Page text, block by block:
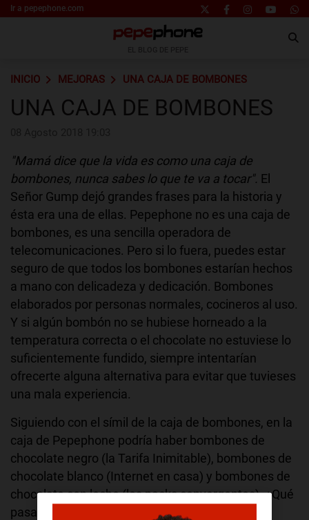
Ir a pepephone.com
INICIO MEJORAS UNA CAJA DE BOMBONES
UNA CAJA DE BOMBONES
"Mamá dice que la vida es como una caja de
bombones, nunca sabes lo que te va a tocar". El
Señor Gump dejó grandes frases para la historia y
ésta era una de ellas. Pepephone no es una caja de
bombones, es una sencilla operadora de
telecomunicaciones. Pero si lo fuera, puedes estar
seguro de que todos los bombones estarían hechos
a mano con delicadeza y dedicación. Bombones
elaborados por personas normales, cocineros al uso.
Y si algún bombón no se hubiese horneado a la
temperatura correcta o el chocolate no estuviese lo
suficientemente fundido, siempre intentarían
ofrecerte alguna alternativa para evitar que tuvieses
una mala experiencia.
Siguiendo con el símil de la caja de bombones, en la
caja de Pepephone podría haber bombones de
chocolate negro (la Tarifa Inimitable), bombones de
chocolate blanco (Internet en casa) y bombones de
chocolate con leche (los packs convergentes). ¿Qué
pasaría si un bombón de chocolate blanco no